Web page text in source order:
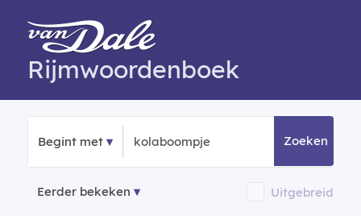
Rijmwoordenboek
Begint met Zoeken
Eerder bekeken Uitgebreid